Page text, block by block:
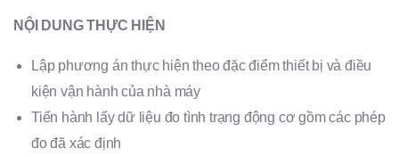
NỘI DUNG THỰC HIỆN
Lập phương án thực hiện theo đặc điểm thiết bị và điều
kiện vận hành của nhà máy
Tiến hành lấy dữ liệu đo tình trạng động cơ gồm các phép
đo đã xác định